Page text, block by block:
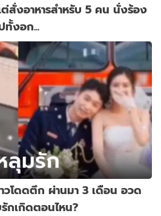
สั่งอาหารสำหรับ 5 คน นั่งร้อง
ทั้งอก...
โดดตึก ผ่านมา 3 เดือน อวด
กเกิดตอนไหน?